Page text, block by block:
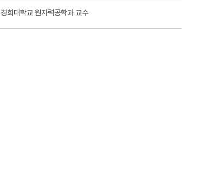
경희대학교 원자력공학과 교수